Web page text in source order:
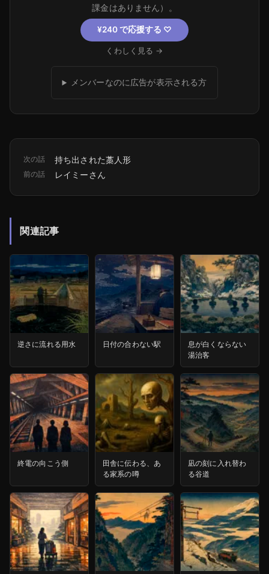
課金はありません）。
¥240 で応援する ♡
くわしく見る →
メンバーなのに広告が表示される方
次の話 持ち出された藁人形
前の話 レイミーさん
関連記事
逆さに流れる用水 日付の合わない駅
息が白くならない
湯治客
終電の向こう側
田舎に伝わる、あ
る家系の噂
凪の刻に入れ替わ
る谷道